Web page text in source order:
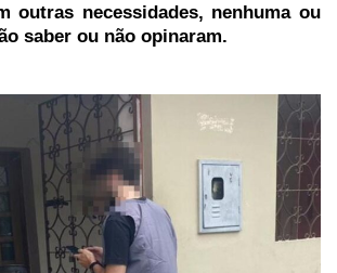
outras necessidades, nenhuma ou
saber ou não opinaram.